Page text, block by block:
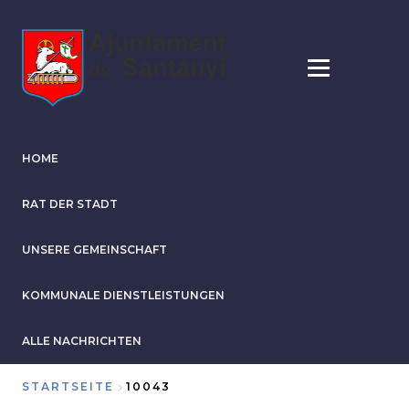
zum
Inhalt
HOME
RAT DER STADT
UNSERE GEMEINSCHAFT
KOMMUNALE DIENSTLEISTUNGEN
ALLE NACHRICHTEN
STARTSEITE 10043